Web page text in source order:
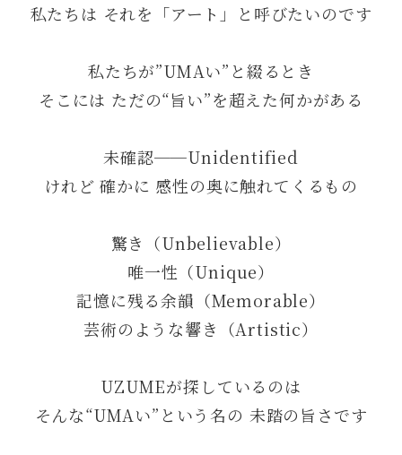
私たちは それを「アート」と呼びたいのです
私たちが”UMAい”と綴るとき
そこには ただの“旨い”を超えた何かがある
未確認──Unidentified
けれど 確かに 感性の奥に触れてくるもの
驚き（Unbelievable）
唯一性（Unique）
記憶に残る余韻（Memorable）
芸術のような響き（Artistic）
UZUMEが探しているのは
そんな“UMAい”という名の 未踏の旨さです